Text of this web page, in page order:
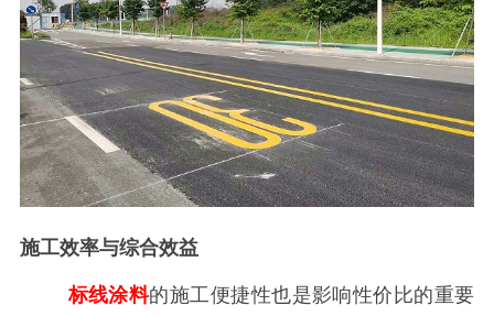
施工效率与综合效益
标线涂料的施工便捷性也是影响性价比的重要